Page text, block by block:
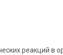
реакций в